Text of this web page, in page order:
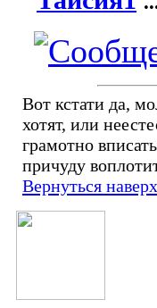
Вот кстати да,
хотят, или
грамотно
причуду
Вернуться наверх